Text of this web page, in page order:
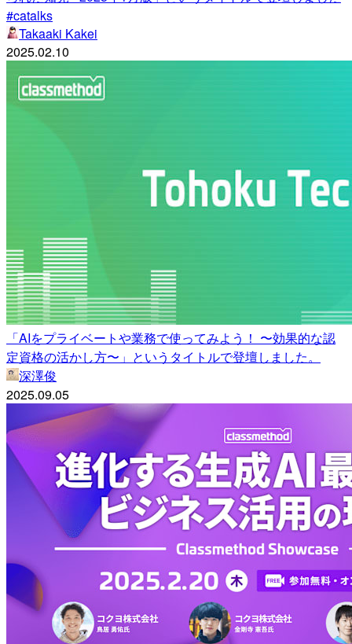
#catalks
Takaaki Kakei
2025.02.10
「AIをプライベートや業務で使ってみよう！ 〜効果的な認
定資格の活かし方〜」というタイトルで登壇しました。
深澤俊
2025.09.05